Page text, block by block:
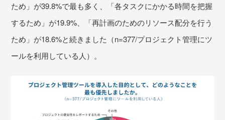
ため」が39.8%で最も多く、「各タスクにかかる時間を把握
するため」が19.9%、「再計画のためのリソース配分を行う
ため」が18.6%と続きました（n=377/プロジェクト管理にツ
ールを利用している人）。